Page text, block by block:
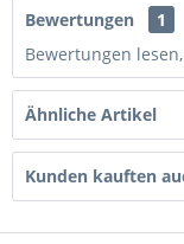
Bewertungen
1
Bewertungen
Ähnliche Artikel
Kunden kauften